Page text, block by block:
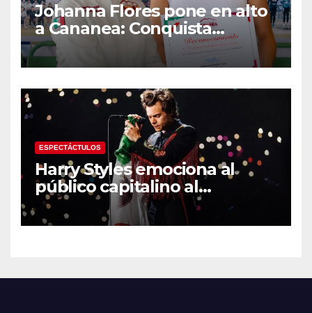
Johanna Flores pone en alto
a Cananea: Conquista
medalla de plata con la
Selección Mexicana Sub-20
Centroamericanos
ESPECTÁCTULOS
Harry Styles emociona al
público capitalino al
interpretar “Cielito Lindo” en
su tercer concierto en la